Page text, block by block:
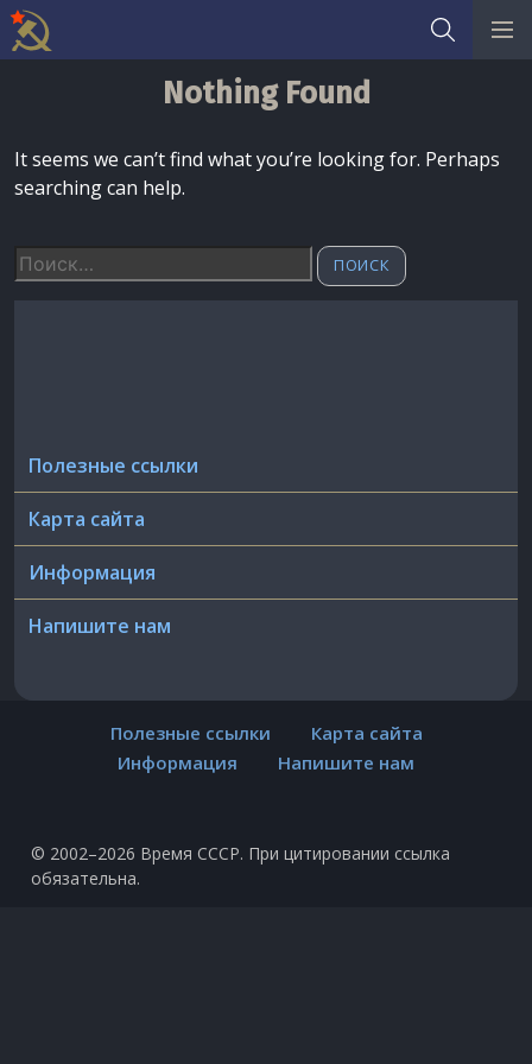
Nothing Found
It seems we can’t find what you’re looking for. Perhaps
searching can help.
Найти:
Полезные ссылки
Карта сайта
Информация
Напишите нам
Полезные ссылки
Карта сайта
Информация
Напишите нам
© 2002–2026 Время СССР. При цитировании ссылка
обязательна.